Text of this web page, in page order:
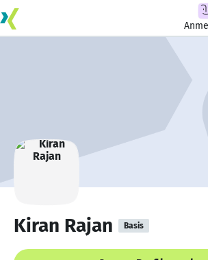
Kiran Rajan Basis